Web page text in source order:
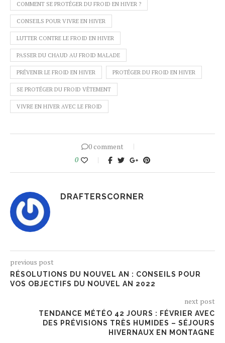
COMMENT SE PROTÉGER DU FROID EN HIVER ?
CONSEILS POUR VIVRE EN HIVER
LUTTER CONTRE LE FROID EN HIVER
PASSER DU CHAUD AU FROID MALADE
PRÉVENIR LE FROID EN HIVER PROTÉGER DU FROID EN HIVER
SE PROTÉGER DU FROID VÊTEMENT
VIVRE EN HIVER AVEC LE FROID
0 comment
0
DRAFTERSCORNER
previous post
RÉSOLUTIONS DU NOUVEL AN : CONSEILS POUR
VOS OBJECTIFS DU NOUVEL AN 2022
next post
TENDANCE MÉTÉO 42 JOURS : FÉVRIER AVEC
DES PRÉVISIONS TRÈS HUMIDES – SÉJOURS
HIVERNAUX EN MONTAGNE